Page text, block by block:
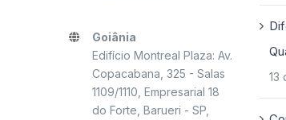
Goiânia
Edifício Montreal Plaza: Av.
Copacabana, 325 - Salas
1109/1110, Empresarial 18
do Forte, Barueri - SP,
13